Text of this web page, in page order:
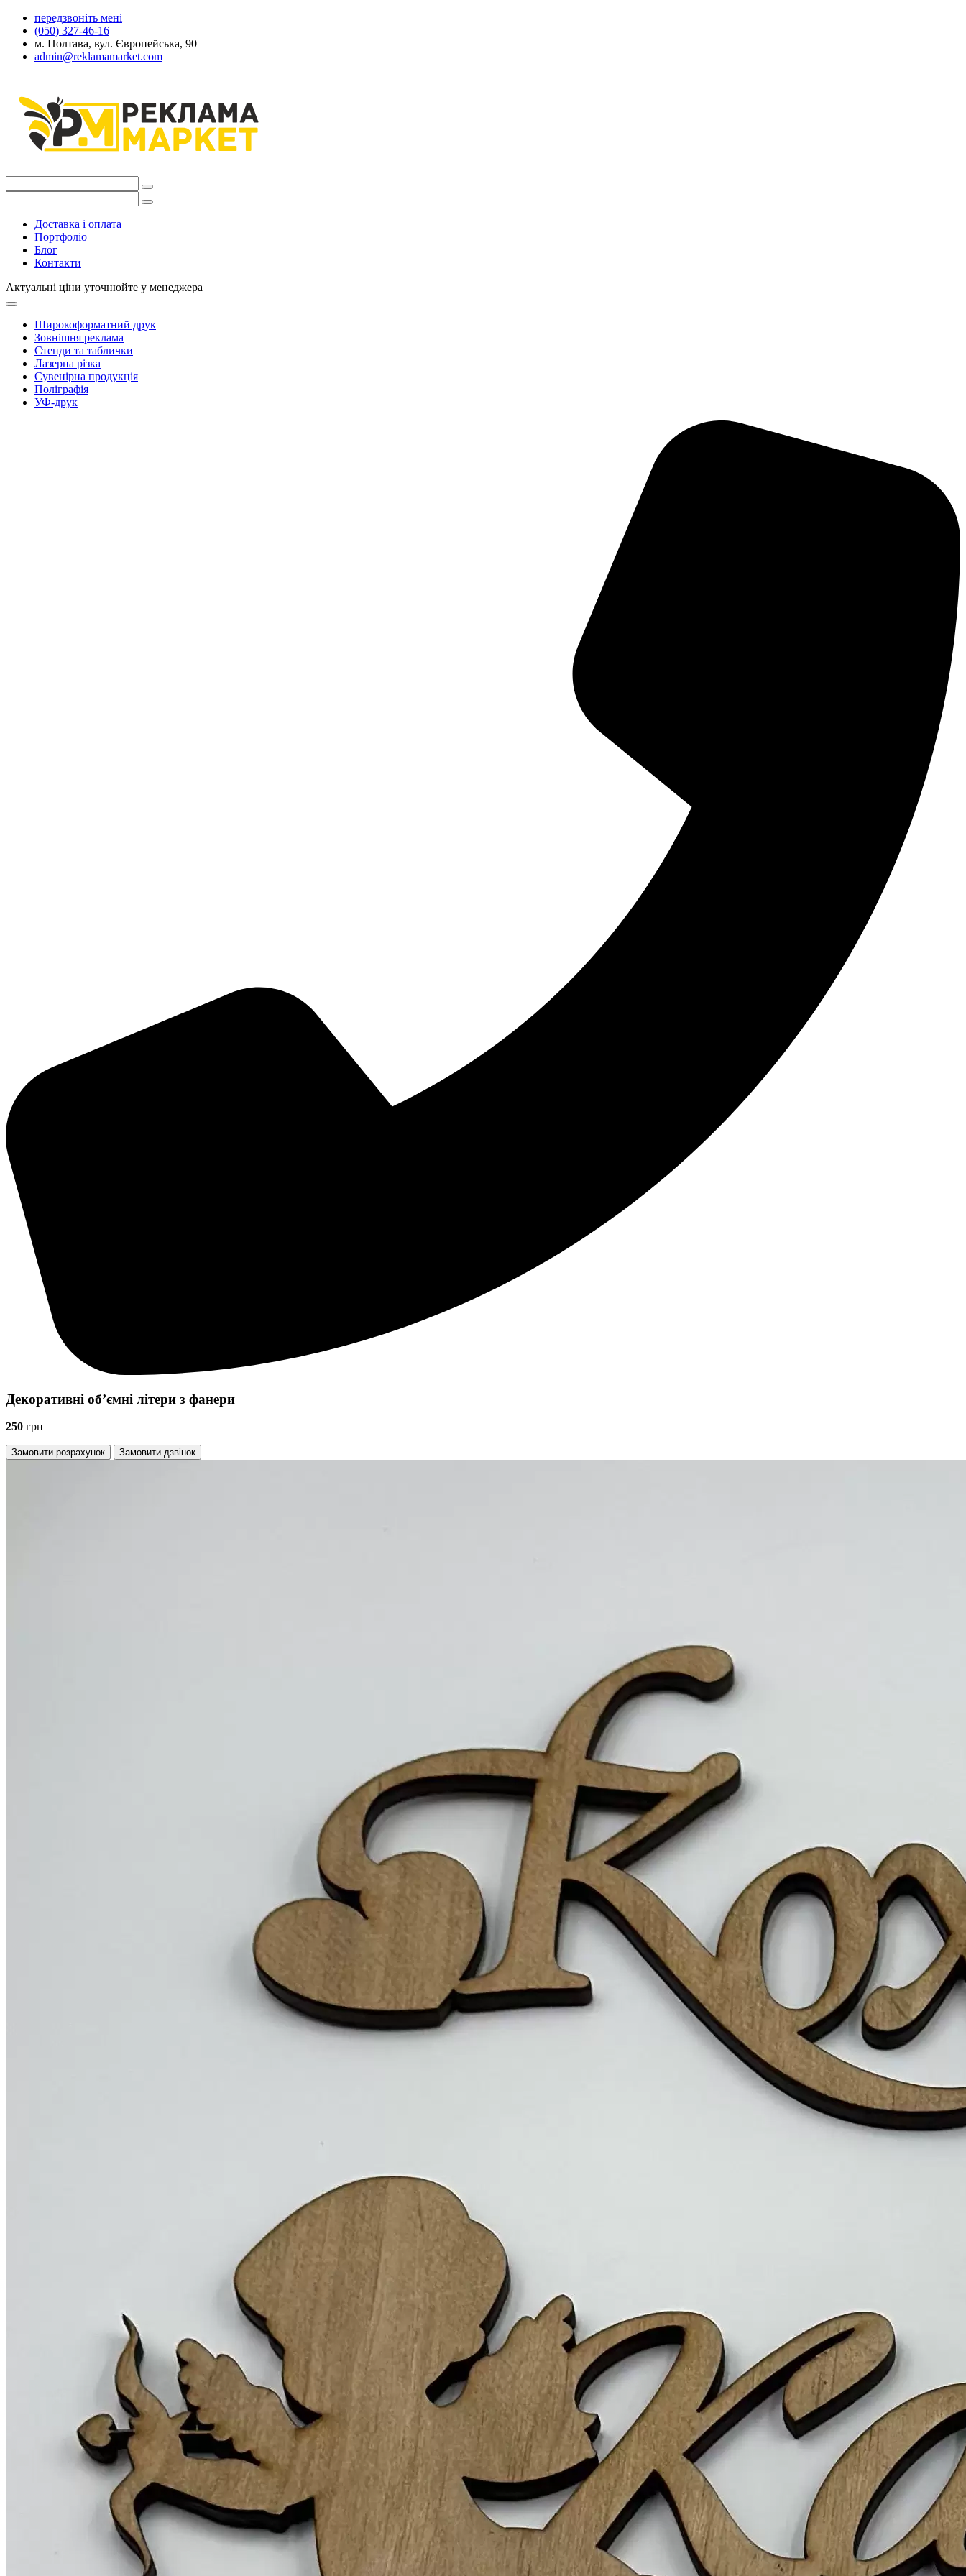
передзвоніть мені
(050) 327-46-16
м. Полтава, вул. Європейська, 90
admin@reklamamarket.com
Доставка і оплата
Портфоліо
Блог
Контакти
Актуальні ціни уточнюйте у менеджера
Широкоформатний друк
Зовнішня реклама
Стенди та таблички
Лазерна різка
Сувенірна продукція
Поліграфія
УФ-друк
Декоративні об’ємні літери з фанери
250 грн
Замовити розрахунок Замовити дзвінок